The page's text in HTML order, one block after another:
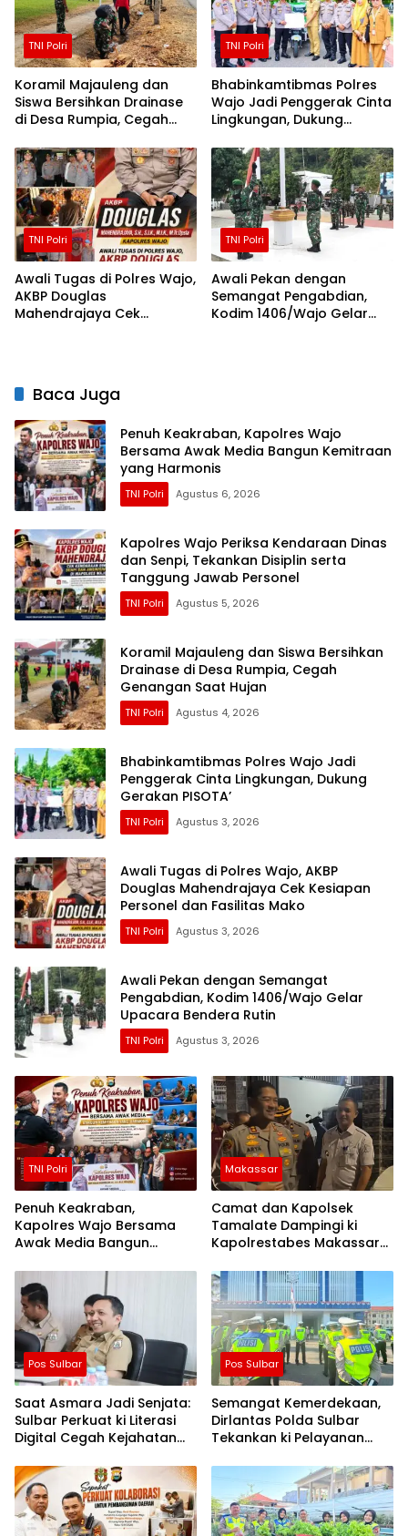
TNI Polri
Koramil Majauleng dan
Siswa Bersihkan Drainase
di Desa Rumpia, Cegah
TNI Polri
Bhabinkamtibmas Polres
Wajo Jadi Penggerak Cinta
Lingkungan, Dukung
TNI Polri
Awali Tugas di Polres Wajo,
AKBP Douglas
Mahendrajaya Cek
TNI Polri
Awali Pekan dengan
Semangat Pengabdian,
Kodim 1406/Wajo Gelar
Baca Juga
Penuh Keakraban, Kapolres Wajo
Bersama Awak Media Bangun Kemitraan
yang Harmonis
TNI Polri Agustus 6, 2026
Kapolres Wajo Periksa Kendaraan Dinas
dan Senpi, Tekankan Disiplin serta
Tanggung Jawab Personel
TNI Polri Agustus 5, 2026
Koramil Majauleng dan Siswa Bersihkan
Drainase di Desa Rumpia, Cegah
Genangan Saat Hujan
TNI Polri Agustus 4, 2026
Bhabinkamtibmas Polres Wajo Jadi
Penggerak Cinta Lingkungan, Dukung
Gerakan PISOTA’
TNI Polri Agustus 3, 2026
Awali Tugas di Polres Wajo, AKBP
Douglas Mahendrajaya Cek Kesiapan
Personel dan Fasilitas Mako
TNI Polri Agustus 3, 2026
Awali Pekan dengan Semangat
Pengabdian, Kodim 1406/Wajo Gelar
Upacara Bendera Rutin
TNI Polri Agustus 3, 2026
TNI Polri
Penuh Keakraban,
Kapolres Wajo Bersama
Awak Media Bangun
Makassar
Camat dan Kapolsek
Tamalate Dampingi ki
Kapolrestabes Makassar
Sembako di Bontoduri
Pos Sulbar
Saat Asmara Jadi Senjata:
Sulbar Perkuat ki Literasi
Digital Cegah Kejahatan
Pos Sulbar
Semangat Kemerdekaan,
Dirlantas Polda Sulbar
Tekankan ki Pelayanan
Menyentuh Hati